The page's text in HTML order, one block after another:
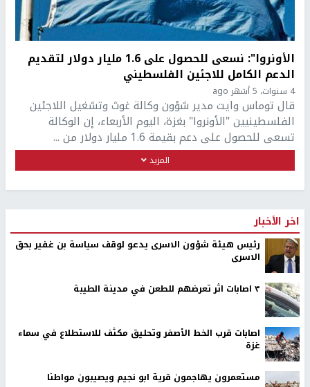
الأونروا": نسعى للحصول على 1.6 مليار دولار لتقديم
الدعم الكامل للاجئين الفلسطيني
4 سنوات، 5 أشهر ago
قال توماس وايت مدير شؤون وكالة غوث وتشغيل اللاجئين
الفلسطينيين "الأونروا" بغزة، اليوم الأربعاء، إن الوكالة
تسعى للحصول على دعم بقيمة 1.6 مليار دولار من ...
المزيد
اخر الأخبار
رئيس هيئة شؤون الاسرى يدعو لوقف سياسة بن غفير بحق
الاسرى
٣ اصابات اثر تعرضهم للطعن في مدينة الطيبة
اصابات قرب الخط الأصفر وتحليق مكثف للاستطلاع في سماء
غزة
مستعمرون يهاجمون قرية ابو نجيم ويصيبون مواطنا